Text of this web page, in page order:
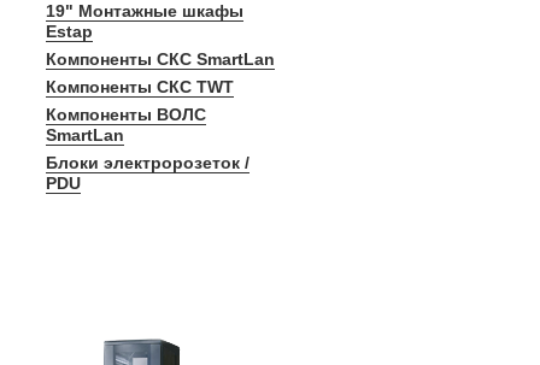
19" Монтажные шкафы
Estap
Компоненты СКС SmartLan
Компоненты СКС TWT
Компоненты ВОЛС
SmartLan
Блоки электророзеток /
PDU